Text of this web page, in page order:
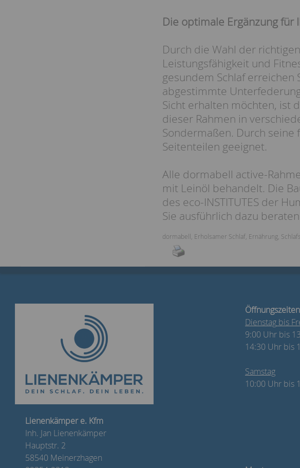
Die optimale Ergänzung für
Durch die Wahl der
Leistungsfähigkeit und
gesundem Schlaf
abgestimmte
Sicht erhalten möchten, ist
dieser Rahmen in
Sondermaßen. Durch
Seitenteilen geeignet.
Alle dormabell active-
mit Leinöl behandelt. Die
des eco-INSTITUTES der
Sie ausführlich dazu
dormabell Erholsamer Schlaf Ernährung
Lienenkämper e. Kfm
Inh. Jan Lienenkämper
Hauptstr. 2
58540 Meinerzhagen
Dienstag bis
9:00 Uhr bis
14:30 Uhr bis
Samstag
10:00 Uhr bis